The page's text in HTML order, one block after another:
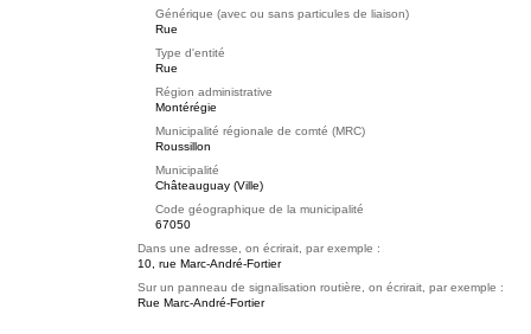
Générique (avec ou sans particules de liaison)
Rue
Type d'entité
Rue
Région administrative
Montérégie
Municipalité régionale de comté (MRC)
Roussillon
Municipalité
Châteauguay (Ville)
Code géographique de la municipalité
67050
Dans une adresse, on écrirait, par exemple :
10, rue Marc-André-Fortier
Sur un panneau de signalisation routière, on écrirait, par exemple :
Rue Marc-André-Fortier